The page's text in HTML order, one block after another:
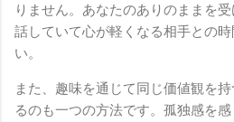
りません。あなたのありのままを受
話していて心が軽くなる相手との
い。
また、趣味を通じて同じ価値観を
るのも一つの方法です。孤独感を